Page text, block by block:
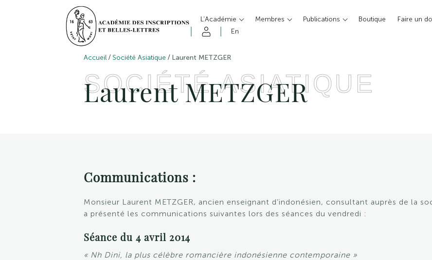
L’Académie Membres Publications Boutique Faire un
En
Accueil / Société Asiatique / Laurent METZGER
SOCIÉTÉ ASIATIQUE
Laurent METZGER
Communications :
Monsieur Laurent METZGER, ancien enseignant d’indonésien, consultant auprès de la
a présenté les communications suivantes lors des séances du vendredi :
Séance du 4 avril 2014
« Nh Dini, la plus célèbre romancière indonésienne contemporaine »